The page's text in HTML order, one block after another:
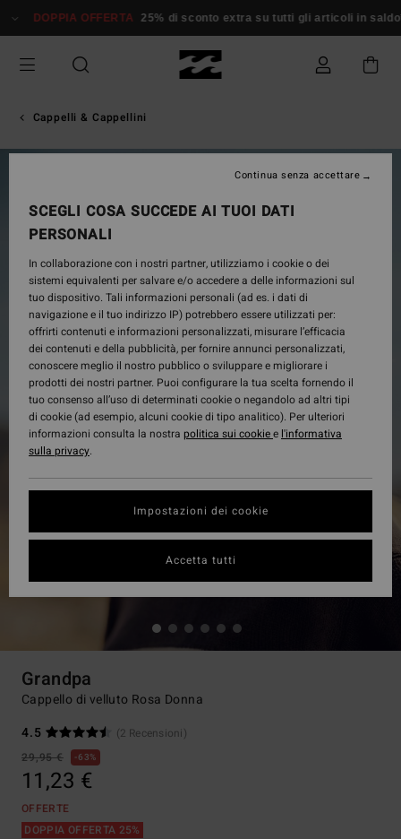
alle
prodotto
DOPPIA OFFERTA 25% di sconto extra su tutti gli articoli in saldo*
Cappelli & Cappellini
Grandpa
Cappello di velluto Rosa Donna
4.5
(2 Recensioni)
29,95 €
63%
11,23 €
OFFERTE
DOPPIA OFFERTA 25%
SCEGLI COSA SUCCEDE AI TUOI DATI
PERSONALI
In collaborazione con i nostri partner, utilizziamo i cookie o dei
sistemi equivalenti per salvare e/o accedere a delle informazioni sul
tuo dispositivo. Tali informazioni personali (ad es. i dati di
navigazione e il tuo indirizzo IP) potrebbero essere utilizzati per:
offrirti contenuti e informazioni personalizzati, misurare l’efficacia
dei contenuti e della pubblicità, per fornire annunci personalizzati,
conoscere meglio il nostro pubblico o sviluppare e migliorare i
prodotti dei nostri partner. Puoi configurare la tua scelta fornendo il
tuo consenso all’uso di determinati cookie o negandolo ad altri tipi
di cookie (ad esempio, alcuni cookie di tipo analitico). Per ulteriori
informazioni consulta la nostra politica sui cookiee l'informativa
sulla privacy.
Impostazioni dei cookie
Continua senza accettare
Accetta tutti